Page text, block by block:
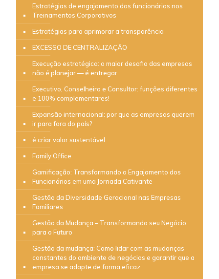
Estratégias de engajamento dos funcionários nos
Treinamentos Corporativos
Estratégias para aprimorar a transparência
EXCESSO DE CENTRALIZAÇÃO
Execução estratégica: o maior desafio das empresas
não é planejar — é entregar
Executivo, Conselheiro e Consultor: funções diferentes
e 100% complementares!
Expansão internacional: por que as empresas querem
ir para fora do país?
é criar valor sustentável
Family Office
Gamificação: Transformando o Engajamento dos
Funcionários em uma Jornada Cativante
Gestão da Diversidade Geracional nas Empresas
Familiares
Gestão da Mudança – Transformando seu Negócio
para o Futuro
Gestão da mudança: Como lidar com as mudanças
constantes do ambiente de negócios e garantir que a
empresa se adapte de forma eficaz